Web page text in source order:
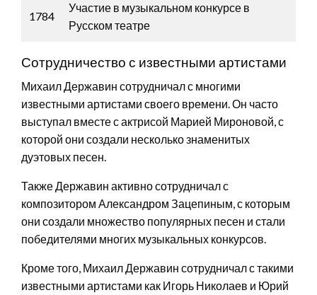
1784
Участие в музыкальном конкурсе в
Русском театре
Сотрудничество с известными артистами
Михаил Державин сотрудничал с многими
известными артистами своего времени. Он часто
выступал вместе с актрисой Марией Мироновой, с
которой они создали несколько знаменитых
дуэтовых песен.
Также Державин активно сотрудничал с
композитором Александром Зацепиным, с которым
они создали множество популярных песен и стали
победителями многих музыкальных конкурсов.
Кроме того, Михаил Державин сотрудничал с такими
известными артистами как Игорь Николаев и Юрий